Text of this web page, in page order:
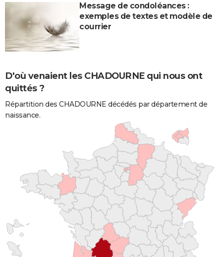
Message de condoléances :
exemples de textes et modèle de
courrier
D'où venaient les CHADOURNE qui nous ont
quittés ?
Répartition des CHADOURNE décédés par département de
naissance.